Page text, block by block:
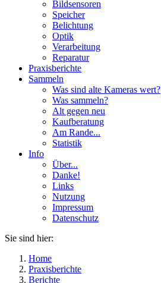
Bildsensoren
Speicher
Belichtung
Optik
Verarbeitung
Reparatur
Praxisberichte
Sammeln
Was sind alte Kameras wert?
Was sammeln?
Alt gegen neu
Kaufberatung
Am Rande...
Statistik
Info
Über...
Danke!
Links
Nutzung
Impressum
Datenschutz
Sie sind hier:
Home
Praxisberichte
Berichte